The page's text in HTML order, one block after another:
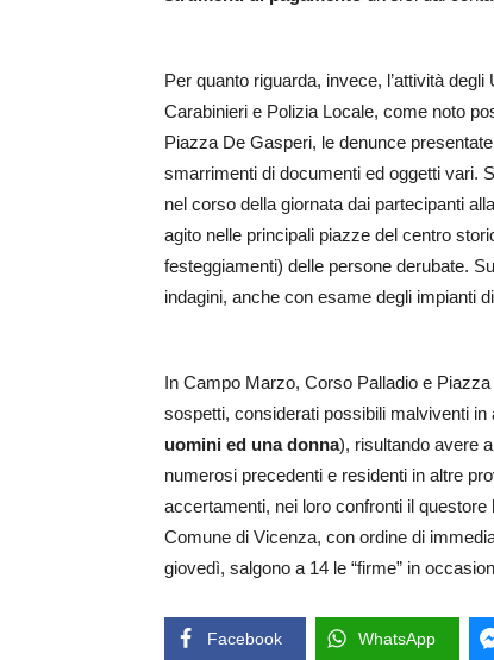
Per quanto riguarda, invece, l’attività
Carabinieri e Polizia Locale, come noto
Piazza De Gasperi, le denunce
smarrimenti di documenti ed oggetti vari.
nel corso della giornata dai partecipanti
agito nelle principali piazze del centro
festeggiamenti) delle persone derubate.
indagini, anche con esame degli impianti
In Campo Marzo, Corso Palladio e
sospetti, considerati possibili malviventi
uomini ed una donna), risultando avere
numerosi precedenti e residenti in altre
accertamenti, nei loro confronti il
Comune di Vicenza, con ordine di
giovedì, salgono a 14 le “firme” in
Facebook WhatsApp